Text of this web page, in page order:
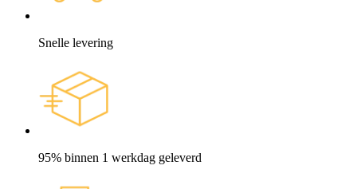
Snelle levering
95% binnen 1 werkdag geleverd